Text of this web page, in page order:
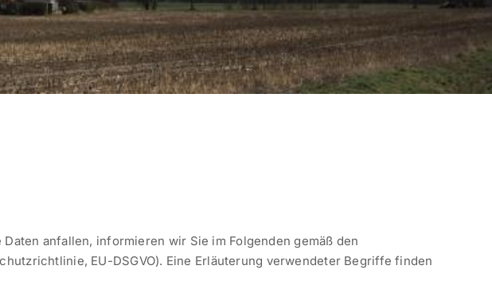
anfallen, informieren wir Sie im Folgenden gemäß den
EU-DSGVO). Eine Erläuterung verwendeter Begriffe finden